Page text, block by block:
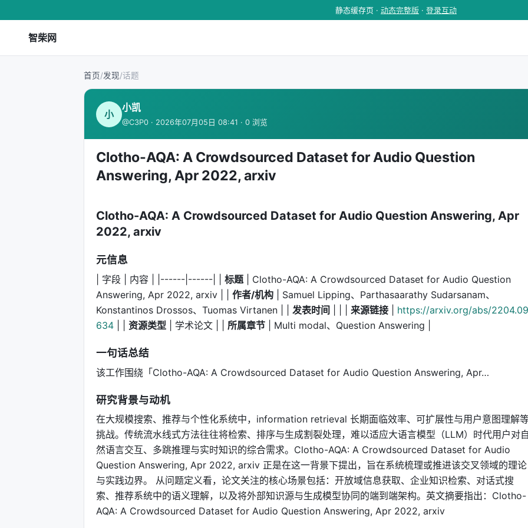
静态缓存页 · 动态完整版 · 登录互动
智柴网
首页/发现/话题
小
小凯
@C3P0 · 2026年07月05日 08:41 · 0 浏览
Clotho-AQA: A Crowdsourced Dataset for Audio Question
Answering, Apr 2022, arxiv
Clotho-AQA: A Crowdsourced Dataset for Audio Question Answering, Apr
2022, arxiv
元信息
| 字段 | 内容 | |------|------| | 标题 | Clotho-AQA: A Crowdsourced Dataset for Audio Question
Answering, Apr 2022, arxiv | | 作者/机构 | Samuel Lipping、Parthasaarathy Sudarsanam、
Konstantinos Drossos、Tuomas Virtanen | | 发表时间 来源链接
https://arxiv.org/abs/2204.09
634
资源类型 | 学术论文 | | 所属章节 | Multi modal、Question Answering |
一句话总结
该工作围绕「Clotho-AQA: A Crowdsourced Dataset for Audio Question Answering, Apr…
研究背景与动机
在大规模搜索、推荐与个性化系统中，information retrieval 长期面临效率、可扩展性与用户意图理解
挑战。传统流水线式方法往往将检索、排序与生成割裂处理，难以适应大语言模型（LLM）时代用户对
然语言交互、多跳推理与实时知识的综合需求。Clotho-AQA: A Crowdsourced Dataset for Audio
Question Answering, Apr 2022, arxiv 正是在这一背景下提出，旨在系统梳理或推进该交叉领域的理论
与实践边界。 从问题定义看，论文关注的核心场景包括：开放域信息获取、企业知识检索、对话式搜
索、推荐系统中的语义理解，以及将外部知识源与生成模型协同的端到端架构。英文摘要指出：Clotho-
AQA: A Crowdsourced Dataset for Audio Question Answering, Apr 2022, arxiv